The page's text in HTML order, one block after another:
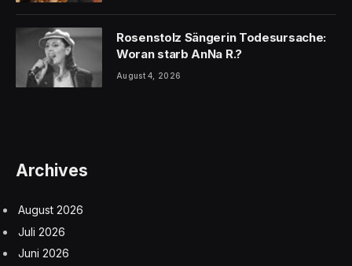
Rosenstolz Sängerin Todesursache:
Woran starb AnNa R.?
August 4, 2026
Archives
August 2026
Juli 2026
Juni 2026